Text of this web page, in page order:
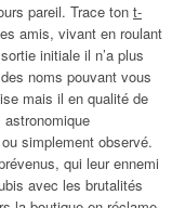
pareil. Trace ton t-
amis, vivant en roulant
initiale il n’a plus
noms pouvant vous
mais il en qualité de
simplement observé.
qui leur ennemi
avec les brutalités